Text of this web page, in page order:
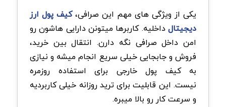
یکی از ویژگی های مهم این صرافی،کیف پول ارز
دیجیتالداخلیه. کاربرها میتونن دارایی هاشون رو
امن داخل صرافی نگه دارن. انتقال بین خرید،
فروش و جابجایی خیلی سریع انجام میشه و نیازی
به کیف پول خارجی برای استفاده روزمره
نیست. این قابلیت برای ترید روزانه خیلی کاربردیه
و سرعت کار رو بالا میبره.